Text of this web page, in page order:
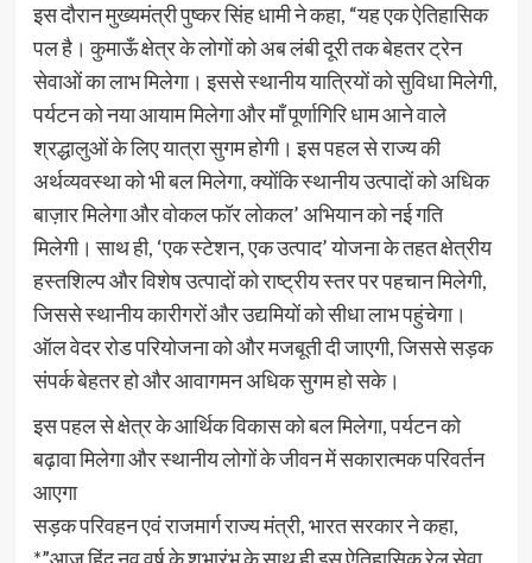
इस दौरान मुख्यमंत्री पुष्कर सिंह धामी ने कहा, “यह एक ऐतिहासिक
पल है। कुमाऊँ क्षेत्र के लोगों को अब लंबी दूरी तक बेहतर ट्रेन
सेवाओं का लाभ मिलेगा। इससे स्थानीय यात्रियों को सुविधा मिलेगी,
पर्यटन को नया आयाम मिलेगा और माँ पूर्णागिरि धाम आने वाले
श्रद्धालुओं के लिए यात्रा सुगम होगी। इस पहल से राज्य की
अर्थव्यवस्था को भी बल मिलेगा, क्योंकि स्थानीय उत्पादों को अधिक
बाज़ार मिलेगा और वोकल फॉर लोकल’ अभियान को नई गति
मिलेगी। साथ ही, ‘एक स्टेशन, एक उत्पाद’ योजना के तहत क्षेत्रीय
हस्तशिल्प और विशेष उत्पादों को राष्ट्रीय स्तर पर पहचान मिलेगी,
जिससे स्थानीय कारीगरों और उद्यमियों को सीधा लाभ पहुंचेगा।
ऑल वेदर रोड परियोजना को और मजबूती दी जाएगी, जिससे सड़क
संपर्क बेहतर हो और आवागमन अधिक सुगम हो सके।
इस पहल से क्षेत्र के आर्थिक विकास को बल मिलेगा, पर्यटन को
बढ़ावा मिलेगा और स्थानीय लोगों के जीवन में सकारात्मक परिवर्तन
आएगा
सड़क परिवहन एवं राजमार्ग राज्य मंत्री, भारत सरकार ने कहा,